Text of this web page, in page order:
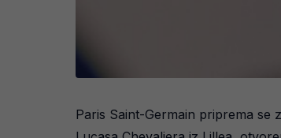
Paris Saint-Germain priprema se